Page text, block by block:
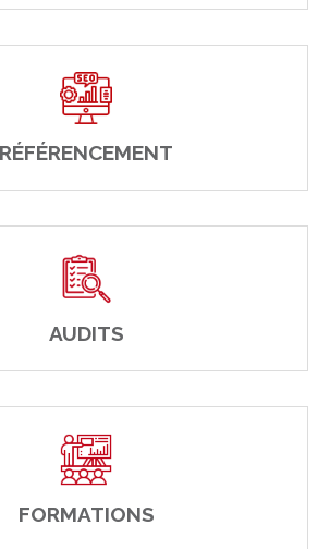
RÉFÉRENCEMENT
AUDITS
FORMATIONS